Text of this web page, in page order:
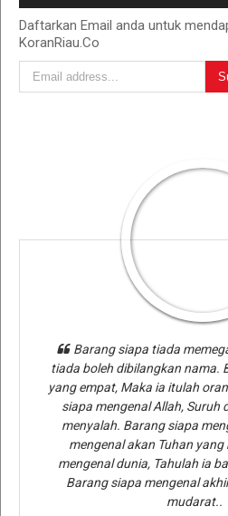
Daftarkan Email anda untuk
KoranRiau.Co
Barang siapa tiada
tiada boleh dibilangkan nama.
yang empat, Maka ia itulah
siapa mengenal Allah, Suruh
menyalah. Barang siapa
mengenal akan Tuhan
mengenal dunia, Tahulah ia
Barang siapa mengenal
mudarat..